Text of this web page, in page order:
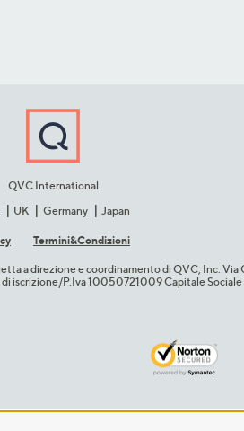
QVC International
UK Germany Japan
Termini&C​ondizioni
a direzione e coordinamento di QVC, Inc. Via
di iscrizione/P.Iva 10050721009 Capitale